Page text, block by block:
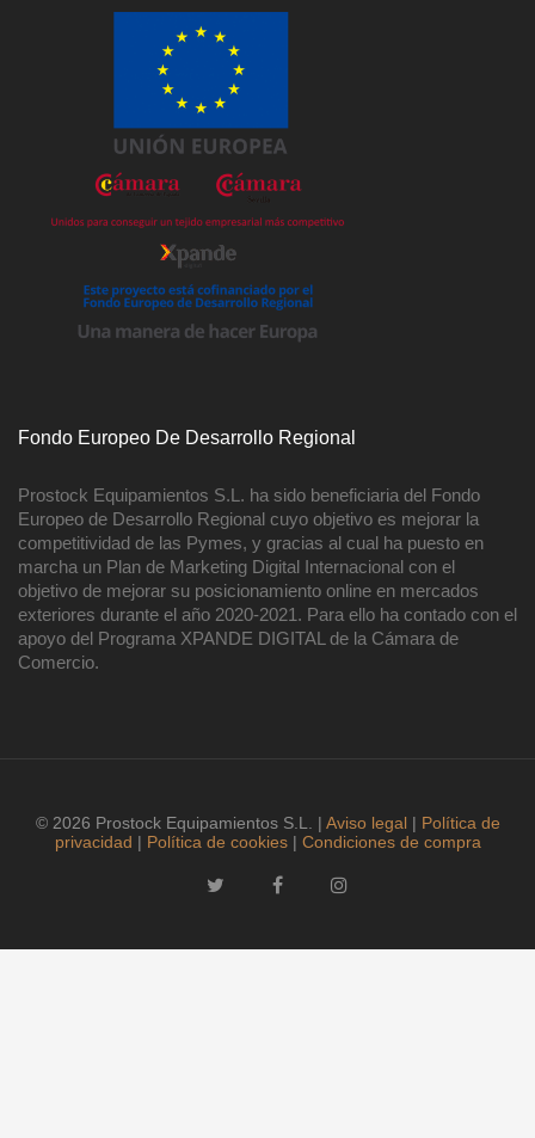
Fondo Europeo De Desarrollo Regional
Prostock Equipamientos S.L. ha sido beneficiaria del Fondo
Europeo de Desarrollo Regional cuyo objetivo es mejorar la
competitividad de las Pymes, y gracias al cual ha puesto en
marcha un Plan de Marketing Digital Internacional con el
objetivo de mejorar su posicionamiento online en mercados
exteriores durante el año 2020-2021. Para ello ha contado con el
apoyo del Programa XPANDE DIGITAL de la Cámara de
Comercio.
© 2026 Prostock Equipamientos S.L. | Aviso legal| Política de
privacidad | Política de cookies| Condiciones de compra